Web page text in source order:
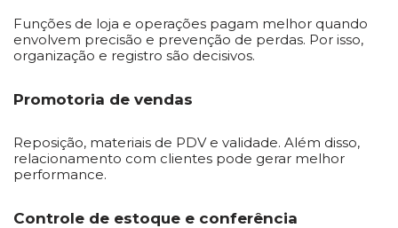
Funções de loja e operações pagam melhor quando
envolvem precisão e prevenção de perdas. Por isso,
organização e registro são decisivos.
Promotoria de vendas
Reposição, materiais de PDV e validade. Além disso,
relacionamento com clientes pode gerar melhor
performance.
Controle de estoque e conferência